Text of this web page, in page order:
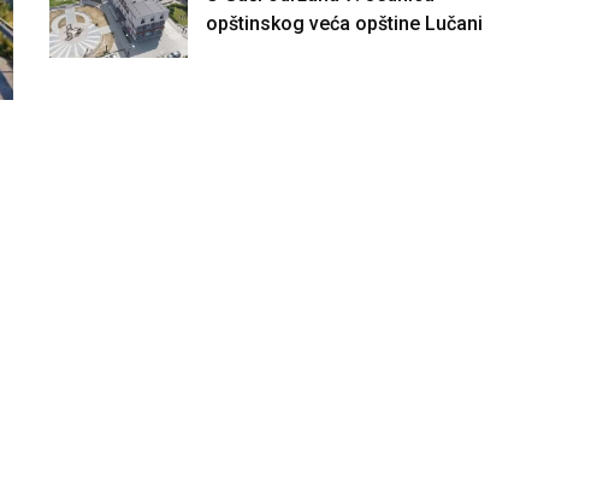
opštinskog veća opštine Lučani